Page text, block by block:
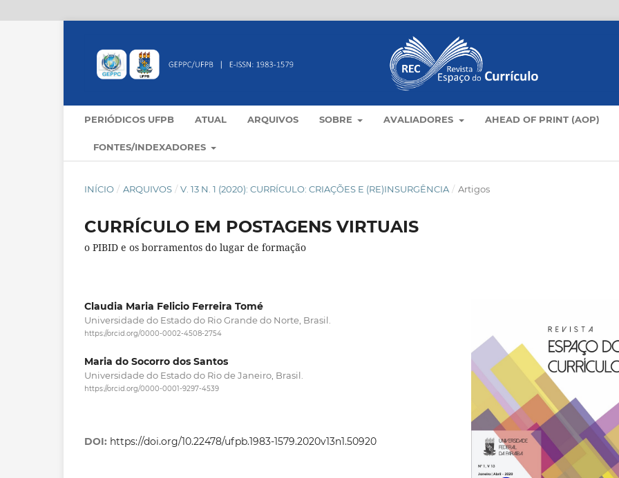
PERIÓDICOS UFPB ATUAL ARQUIVOS SOBRE AVALIADORES AHEAD OF PRINT (AOP)
FONTES/INDEXADORES
INÍCIO / ARQUIVOS / V. 13 N. 1 (2020): CURRÍCULO: CRIAÇÕES E (RE)INSURGÊNCIA / Artigos
CURRÍCULO EM POSTAGENS VIRTUAIS
o PIBID e os borramentos do lugar de formação
Claudia Maria Felicio Ferreira Tomé
Universidade do Estado do Rio Grande do Norte, Brasil.
https://orcid.org/0000-0002-4508-2754
Maria do Socorro dos Santos
Universidade do Estado do Rio de Janeiro, Brasil.
https://orcid.org/0000-0001-9297-4539
DOI: https://doi.org/10.22478/ufpb.1983-1579.2020v13n1.50920